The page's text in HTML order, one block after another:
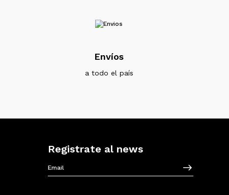
Envíos
a todo el país
Registrate al news